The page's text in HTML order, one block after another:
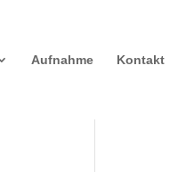
Aufnahme Kontakt